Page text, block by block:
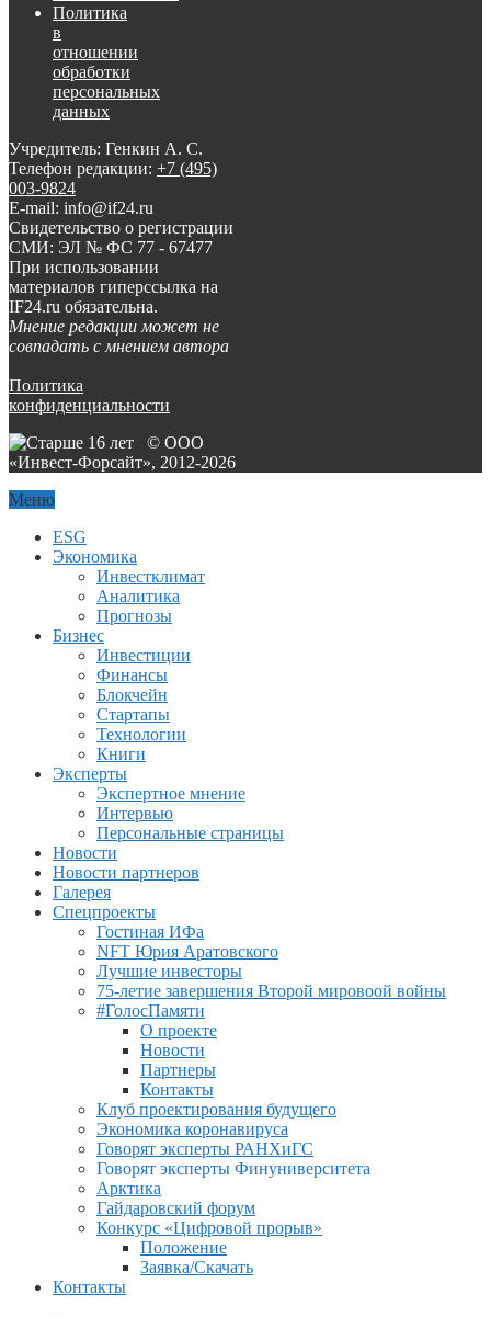
Политика
в
отношении
обработки
персональных
данных
Учредитель: Генкин А. С.
Телефон редакции: +7 (495)
003-9824
E-mail: info@if24.ru
Свидетельство о регистрации
СМИ: ЭЛ № ФС 77 - 67477
При использовании
материалов гиперссылка на
IF24.ru обязательна.
Мнение редакции может не
совпадать с мнением автора
Политика
конфиденциальности
© ООО
«Инвест-Форсайт», 2012-2026
Меню
ESG
Экономика
Инвестклимат
Аналитика
Прогнозы
Бизнес
Инвестиции
Финансы
Блокчейн
Стартапы
Технологии
Книги
Эксперты
Экспертное мнение
Интервью
Персональные страницы
Новости
Новости партнеров
Галерея
Спецпроекты
Гостиная ИФа
NFT Юрия Аратовского
Лучшие инвесторы
75-летие завершения Второй мировоой войны
#ГолосПамяти
О проекте
Новости
Партнеры
Контакты
Клуб проектирования будущего
Экономика коронавируса
Говорят эксперты РАНХиГС
Говорят эксперты Финуниверситета
Арктика
Гайдаровский форум
Конкурс «Цифровой прорыв»
Положение
Заявка/Скачать
Контакты